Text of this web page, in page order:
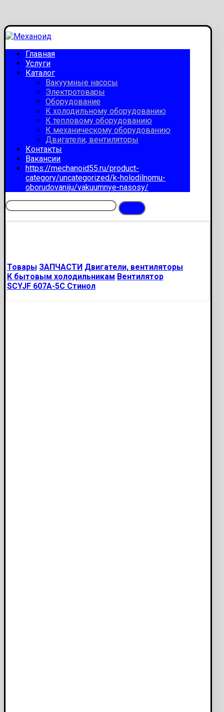
Главная
Услуги
Каталог
Вакуумные насосы
Электротовары
Оборудование
К холодильному оборудованию
К тепловому оборудованию
К механическому оборудованию
Двигатели, вентиляторы
Контакты
Вакансии
https://mechanoid55.ru/product-
category/uncategorized/k-holodilnomu-
oborudovaniju/vakuumnye-nasosy/
Товары ЗАПЧАСТИ Двигатели, вентиляторы
К бытовым холодильникам Вентилятор
SCYJF 607A-5C Стинол